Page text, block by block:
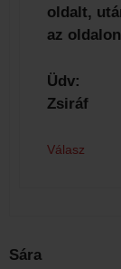
oldalt,
az
Üdv:
Zsiráf
Válasz
Sára